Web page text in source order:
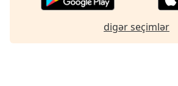
window.
digər seçimlər